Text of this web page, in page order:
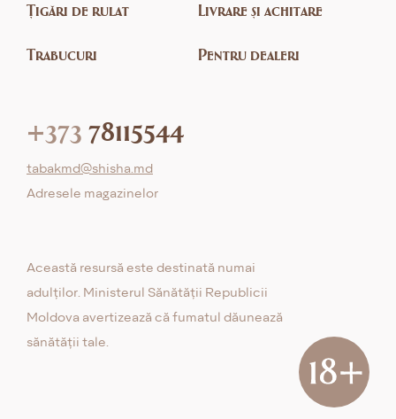
Țigări de rulat
Trabucuri
Livrare și achitare
Pentru dealeri
+373 78115544
tabakmd@shisha.md
Adresele magazinelor
Această resursă este destinată numai
adulților. Ministerul Sănătății Republicii
Moldova avertizează că fumatul dăunează
sănătății tale.